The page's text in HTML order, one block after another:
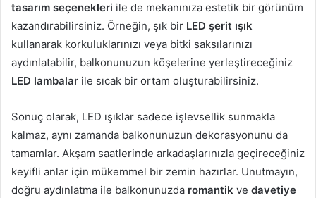
tasarım seçenekleri ile de mekanınıza estetik bir görünüm
kazandırabilirsiniz. Örneğin, şık bir LED şerit ışık
kullanarak korkuluklarınızı veya bitki saksılarınızı
aydınlatabilir, balkonunuzun köşelerine yerleştireceğiniz
LED lambalar ile sıcak bir ortam oluşturabilirsiniz.
Sonuç olarak, LED ışıklar sadece işlevsellik sunmakla
kalmaz, aynı zamanda balkonunuzun dekorasyonunu da
tamamlar. Akşam saatlerinde arkadaşlarınızla geçireceğiniz
keyifli anlar için mükemmel bir zemin hazırlar. Unutmayın,
doğru aydınlatma ile balkonunuzda romantik ve davetiye